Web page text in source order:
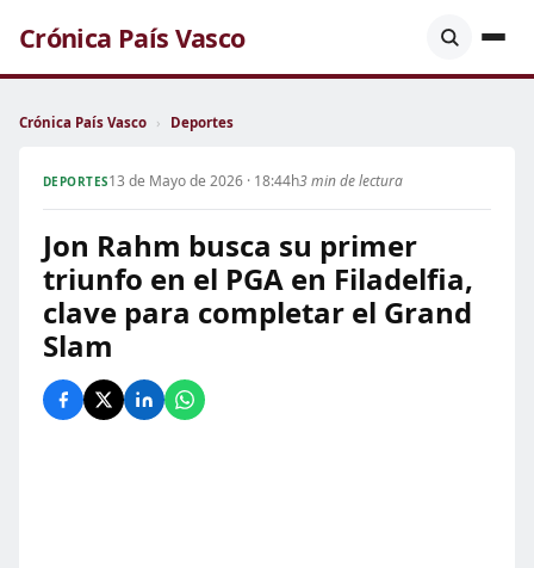
Crónica País Vasco
Crónica País Vasco › Deportes
DEPORTES13 de Mayo de 2026 · 18:44h3 min de lectura
Jon Rahm busca su primer
triunfo en el PGA en Filadelfia,
clave para completar el Grand
Slam